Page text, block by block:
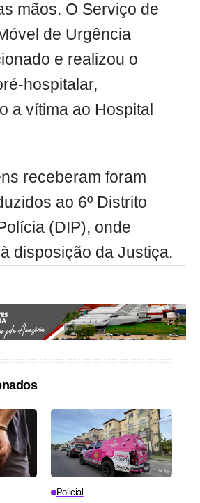
mãos. O Serviço de
de Urgência
e realizou o
hospitalar,
a vítima ao Hospital
receberam foram
ao 6º Distrito
(DIP), onde
disposição da Justiça.
Policial